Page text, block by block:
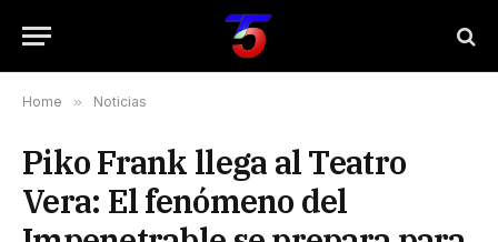
Home » Noticias
Piko Frank llega al Teatro
Vera: El fenómeno del